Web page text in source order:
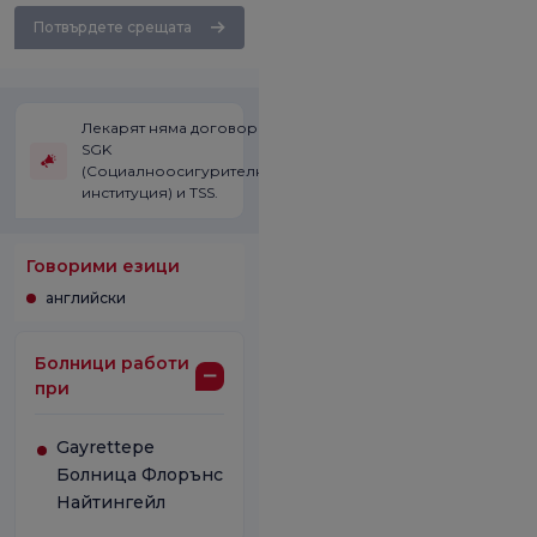
Потвърдете срещата
Лекарят няма договор със
SGK
(Социалноосигурителната
институция) и TSS.
Говорими езици
английски
Болници работи
при
Gayrettepe
Болница Флорънс
Найтингейл